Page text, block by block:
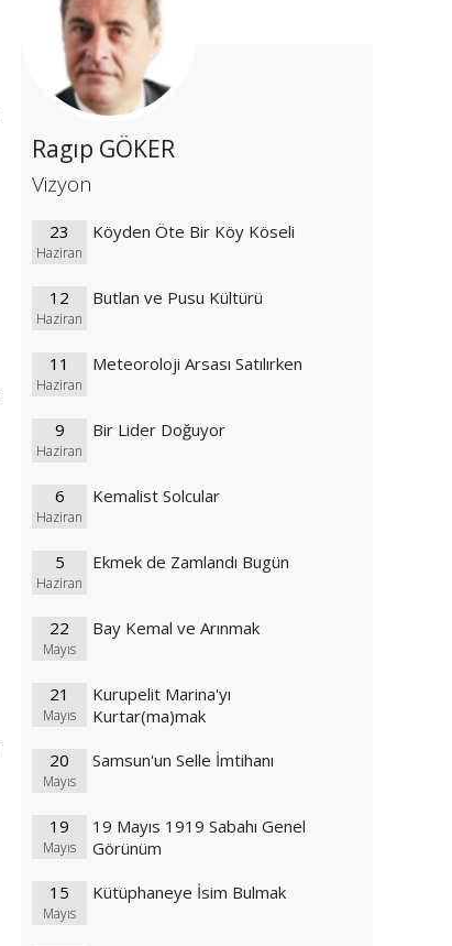
Ragıp GÖKER
Vizyon
23
Haziran
Köyden Öte Bir Köy Köseli
12
Haziran
Butlan ve Pusu Kültürü
11
Haziran
Meteoroloji Arsası Satılırken
9
Haziran
Bir Lider Doğuyor
6
Haziran
Kemalist Solcular
5
Haziran
Ekmek de Zamlandı Bugün
22
Mayıs
Bay Kemal ve Arınmak
21
Mayıs
Kurupelit Marina'yı
Kurtar(ma)mak
20
Mayıs
Samsun'un Selle İmtihanı
19
Mayıs
19 Mayıs 1919 Sabahı Genel
Görünüm
15
Mayıs
Kütüphaneye İsim Bulmak